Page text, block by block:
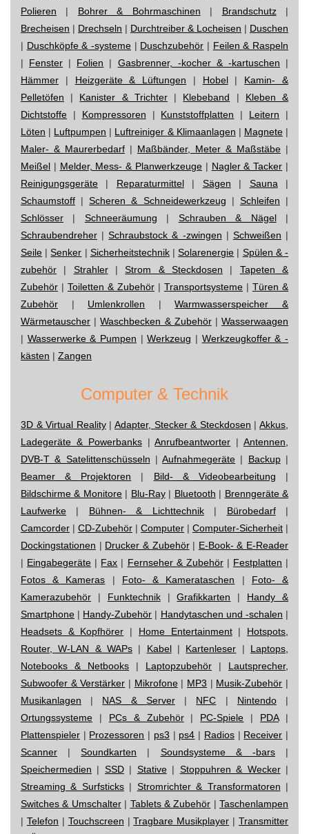
Polieren | Bohrer & Bohrmaschinen | Brandschutz|
Brecheisen | Drechseln | Durchtreiber & Locheisen | Duschen
| Duschköpfe & -systeme | Duschzubehör | Feilen & Raspeln
| Fenster | Folien | Gasbrenner, -kocher & -kartuschen |
Hämmer | Heizgeräte & Lüftungen | Hobel| Kamin- &
Pelletöfen | Kanister & Trichter| Klebeband | Kleben &
Dichtstoffe | Kompressoren | Kunststoffplatten | Leitern |
Löten | Luftpumpen | Luftreiniger & Klimaanlagen | Magnete|
Maler- & Maurerbedarf | Maßbänder, Meter & Maßstäbe |
Meißel | Melder, Mess- & Planwerkzeuge | Nagler & Tacker |
Reinigungsgeräte | Reparaturmittel| Sägen | Sauna |
Schaumstoff |Scheren & Schneidewerkzeug | Schleifen |
Schlösser | Schneeräumung | Schrauben & Nägel|
Schraubendreher |Schraubstock & -zwingen | Schweißen |
Seile |Senker | Sicherheitstechnik|Solarenergie | Spülen & -
zubehör | Strahler|Strom & Steckdosen | Tapeten &
Zubehör | Toiletten & Zubehör | Transportsysteme | Türen &
Zubehör | Umlenkrollen |Warmwasserspeicher &
Wärmetauscher |Waschbecken & Zubehör|Wasserwaagen
| Wasserwerke & Pumpen |Werkzeug | Werkzeugkoffer & -
kästen | Zangen
Computer & Technik
3D & Virtual Reality|Adapter, Stecker & Steckdosen |Akkus,
Ladegeräte & Powerbanks|Anrufbeantworter |Antennen,
DVB-T & Satelittenschüsseln |Aufnahmegeräte | Backup|
Beamer & Projektoren | Bild- & Videobearbeitung |
Bildschirme & Monitore| Blu-Ray| Bluetooth | Brenngeräte &
Laufwerke | Bühnen- & Lichttechnik| Bürobedarf|
Camcorder | CD-Zubehör | Computer | Computer-Sicherheit |
Dockingstationen | Drucker & Zubehör| E-Book- & E-Reader
| Eingabegeräte | Fax | Fernseher & Zubehör| Festplatten |
Fotos & Kameras | Foto- & Kamerataschen | Foto- &
Kamerazubehör | Funktechnik|Grafikkarten | Handy &
Smartphone | Handy-Zubehör | Handytaschen und -schalen |
Headsets & Kopfhörer | Home Entertainment| Hotspots,
Router, W-LAN & WAPs | Kabel| Kartenleser | Laptops,
Notebooks & Netbooks | Laptopzubehör | Lautsprecher,
Subwoofer & Verstärker | Mikrofone| MP3 | Musik-Zubehör |
Musikanlagen | NAS & Server| NFC | Nintendo|
Ortungssysteme | PCs & Zubehör| PC-Spiele | PDA|
Plattenspieler | Prozessoren | ps3 | ps4 | Radios| Receiver |
Scanner |Soundkarten | Soundsysteme & -bars|
Speichermedien | SSD| Stative| Stoppuhren & Wecker|
Streaming & Surfsticks| Stromrichter & Transformatoren |
Switches & Umschalter| Tablets & Zubehör | Taschenlampen
| Telefon | Touchscreen |Tragbare Musikplayer | Transmitter